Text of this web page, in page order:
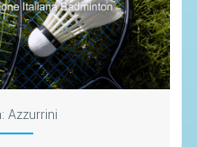
Azzurrini
SALUTE -
E MARKETING